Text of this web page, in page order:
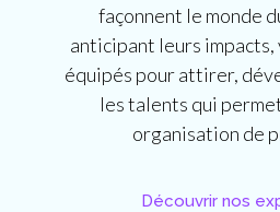
façonnent le monde
anticipant leurs impacts,
équipés pour attirer,
les talents qui
organisation de
Découvrir nos